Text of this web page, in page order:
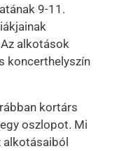
9-11.
alkotások
koncerthelyszín
kortárs
oszlopot. Mi
alkotásaiból